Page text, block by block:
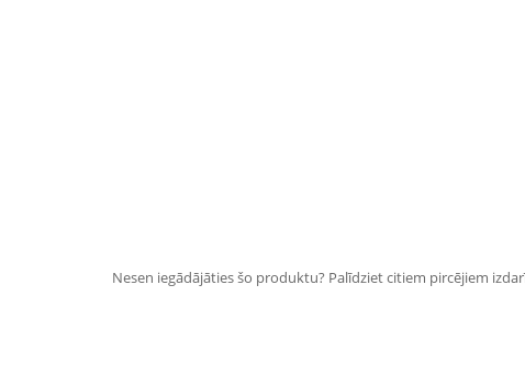
Nesen iegādājāties šo produktu? Palīdziet citiem pircējiem